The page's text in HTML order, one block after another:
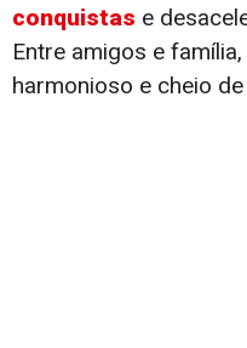
conquistas e
Entre amigos e
harmonioso e cheio